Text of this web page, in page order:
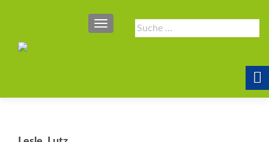
Suche
nach:
SCHALTE NAVIGATION